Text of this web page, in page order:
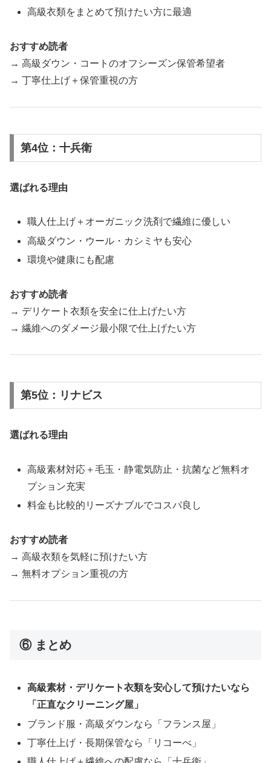
高級衣類をまとめて預けたい方に最適
おすすめ読者
→ 高級ダウン・コートのオフシーズン保管希望者
→ 丁寧仕上げ＋保管重視の方
第4位：十兵衛
選ばれる理由
職人仕上げ＋オーガニック洗剤で繊維に優しい
高級ダウン・ウール・カシミヤも安心
環境や健康にも配慮
おすすめ読者
→ デリケート衣類を安全に仕上げたい方
→ 繊維へのダメージ最小限で仕上げたい方
第5位：リナビス
選ばれる理由
高級素材対応＋毛玉・静電気防止・抗菌など無料オ
プション充実
料金も比較的リーズナブルでコスパ良し
おすすめ読者
→ 高級衣類を気軽に預けたい方
→ 無料オプション重視の方
⑥ まとめ
高級素材・デリケート衣類を安心して預けたいなら
「正直なクリーニング屋」
ブランド服・高級ダウンなら「フランス屋」
丁寧仕上げ・長期保管なら「リコーべ」